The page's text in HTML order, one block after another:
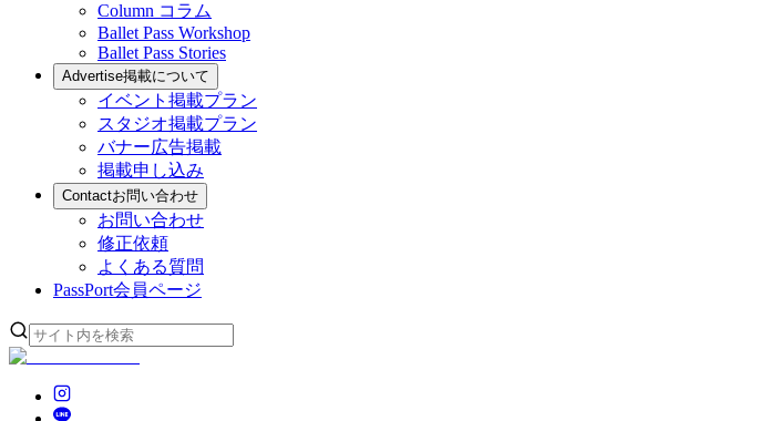
Column コラム
Ballet Pass Workshop
Ballet Pass Stories
Advertise掲載について
イベント掲載プラン
スタジオ掲載プラン
バナー広告掲載
掲載申し込み
Contactお問い合わせ
お問い合わせ
修正依頼
よくある質問
PassPort会員ページ